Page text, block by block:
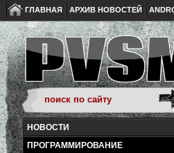
ГЛАВНАЯ АРХИВ НОВОСТЕЙ
НОВОСТИ
ПРОГРАММИРОВАНИЕ